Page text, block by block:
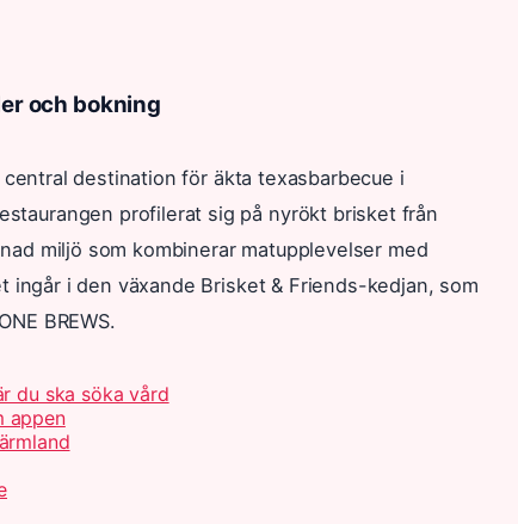
och bokning
destination för äkta texasbarbecue i
profilerat sig på nyrökt brisket från
miljö som kombinerar matupplevelser med
i den växande Brisket & Friends-kedjan, som
BREWS.
du ska söka vård
appen